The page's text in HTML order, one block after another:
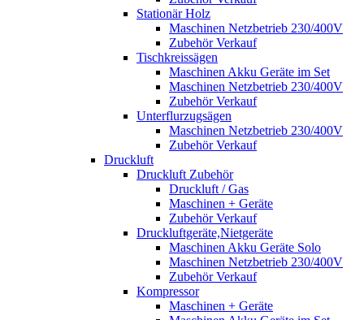
Stationär Holz
Maschinen Netzbetrieb 230/400V
Zubehör Verkauf
Tischkreissägen
Maschinen Akku Geräte im Set
Maschinen Netzbetrieb 230/400V
Zubehör Verkauf
Unterflurzugsägen
Maschinen Netzbetrieb 230/400V
Zubehör Verkauf
Druckluft
Druckluft Zubehör
Druckluft / Gas
Maschinen + Geräte
Zubehör Verkauf
Druckluftgeräte,Nietgeräte
Maschinen Akku Geräte Solo
Maschinen Netzbetrieb 230/400V
Zubehör Verkauf
Kompressor
Maschinen + Geräte